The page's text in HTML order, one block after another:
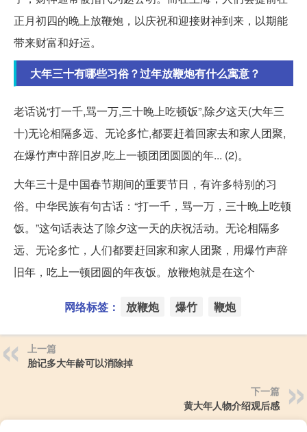
正月初四的晚上放鞭炮，以庆祝和迎接财神到来，以期能
带来财富和好运。
大年三十有哪些习俗？过年放鞭炮有什么寓意？
老话说“打一千,骂一万,三十晚上吃顿饭”,除夕这天(大年三
十)无论相隔多远、无论多忙,都要赶着回家去和家人团聚,
在爆竹声中辞旧岁,吃上一顿团团圆圆的年... (2)。
大年三十是中国春节期间的重要节日，有许多特别的习
俗。中华民族有句古话：“打一千，骂一万，三十晚上吃顿
饭。”这句话表达了除夕这一天的庆祝活动。无论相隔多
远、无论多忙，人们都要赶回家和家人团聚，用爆竹声辞
旧年，吃上一顿团圆的年夜饭。放鞭炮就是在这个
网络标签： 放鞭炮 爆竹 鞭炮
上一篇
胎记多大年龄可以消除掉
下一篇
黄大年人物介绍观后感